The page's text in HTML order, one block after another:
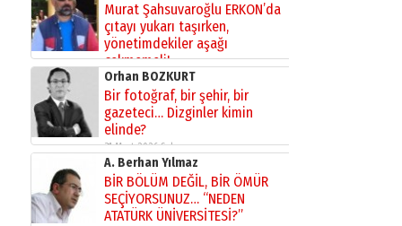
Murat Şahsuvaroğlu ERKON’da
çıtayı yukarı taşırken,
yönetimdekiler aşağı
çekmemeli!
17 Şubat 2026 SalıOrhan BOZKURT
Bir fotoğraf, bir şehir, bir
gazeteci… Dizginler kimin
elinde?
31 Mart 2026 Salı
A. Berhan Yılmaz
BİR BÖLÜM DEĞİL, BİR ÖMÜR
SEÇİYORSUNUZ… “NEDEN
ATATÜRK ÜNİVERSİTESİ?”